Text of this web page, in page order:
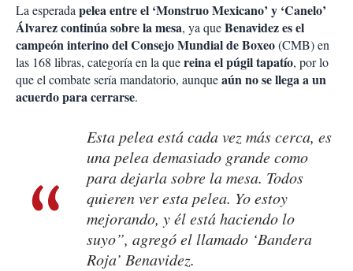
La esperadapelea entre el ‘Monstruo Mexicano’ y ‘Canelo’
Álvarez continúa sobre la mesa, ya queBenavidez es el
campeón interino del Consejo Mundial de Boxeo(CMB) en
las 168 libras, categoría en la quereina el púgil tapatío, por lo
que el combate sería mandatorio, aunqueaún no se llega a un
acuerdo para cerrarse.
Esta pelea está cada vez más cerca, es
una pelea demasiado grande como
para dejarla sobre la mesa. Todos
quieren ver esta pelea. Yo estoy
mejorando, y él está haciendo lo
suyo”, agregó el llamado ‘Bandera
Roja’ Benavidez.